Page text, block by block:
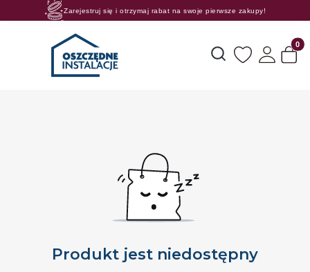
Zarejestruj się i otrzymaj rabat na swoje pierwsze zakupy!
Otwórz wyszukiwarkę
Produkt jest niedostępny